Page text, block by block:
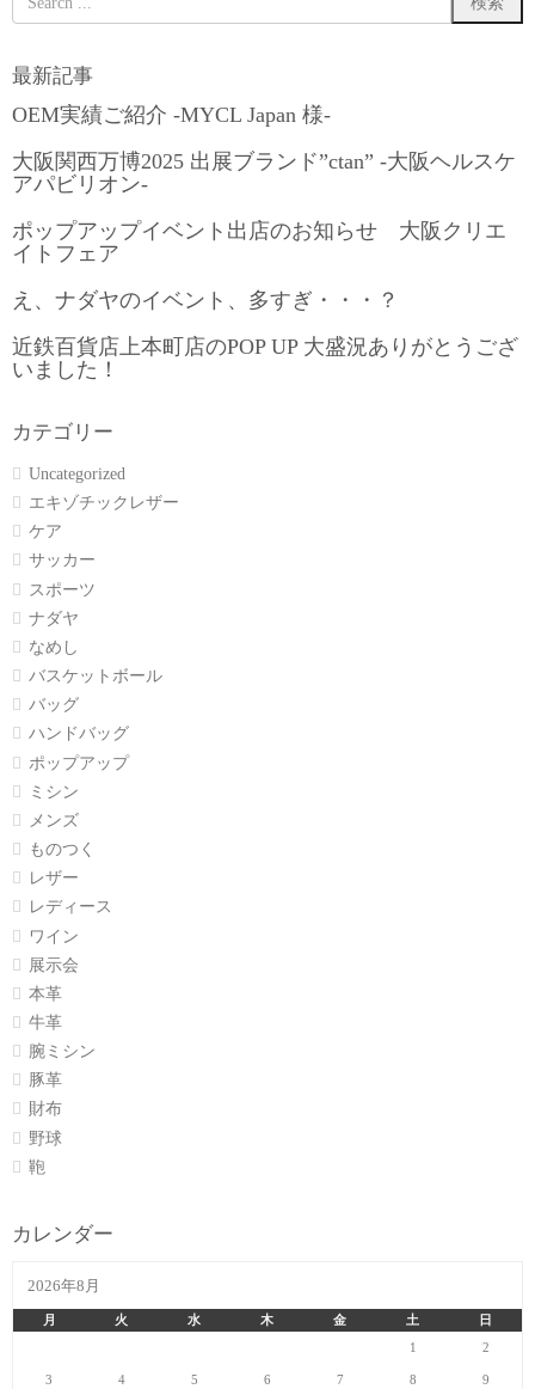
最新記事
OEM実績ご紹介 -MYCL Japan 様-
大阪関西万博2025 出展ブランド”ctan” -大阪ヘルスケ
アパビリオン-
ポップアップイベント出店のお知らせ 大阪クリエ
イトフェア
え、ナダヤのイベント、多すぎ・・・？
近鉄百貨店上本町店のPOP UP 大盛況ありがとうござ
いました！
カテゴリー
Uncategorized
エキゾチックレザー
ケア
サッカー
スポーツ
ナダヤ
なめし
バスケットボール
バッグ
ハンドバッグ
ポップアップ
ミシン
メンズ
ものつく
レザー
レディース
ワイン
展示会
本革
牛革
腕ミシン
豚革
財布
野球
鞄
カレンダー
2026年8月
月 火 水 木 金 土
日
1
2
3 4 5 6 7 8 9